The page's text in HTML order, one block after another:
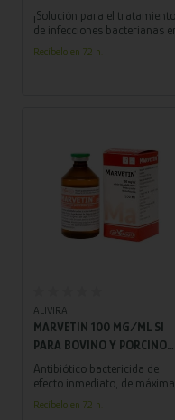
¡Solución para el tratamiento
de infecciones bacterianas
porcinos y pollos! Formulada
con trimetoprima y
Recíbelo en 72 h.
ALIVIRA
MARVETIN 100 MG/ML SI
PARA BOVINO Y PORCINO
100 ML
Antibiótico bactericida de
efecto inmediato, de máxima
acción terapéutica y con corto
periodo de retirada en leche.
Recíbelo en 72 h.